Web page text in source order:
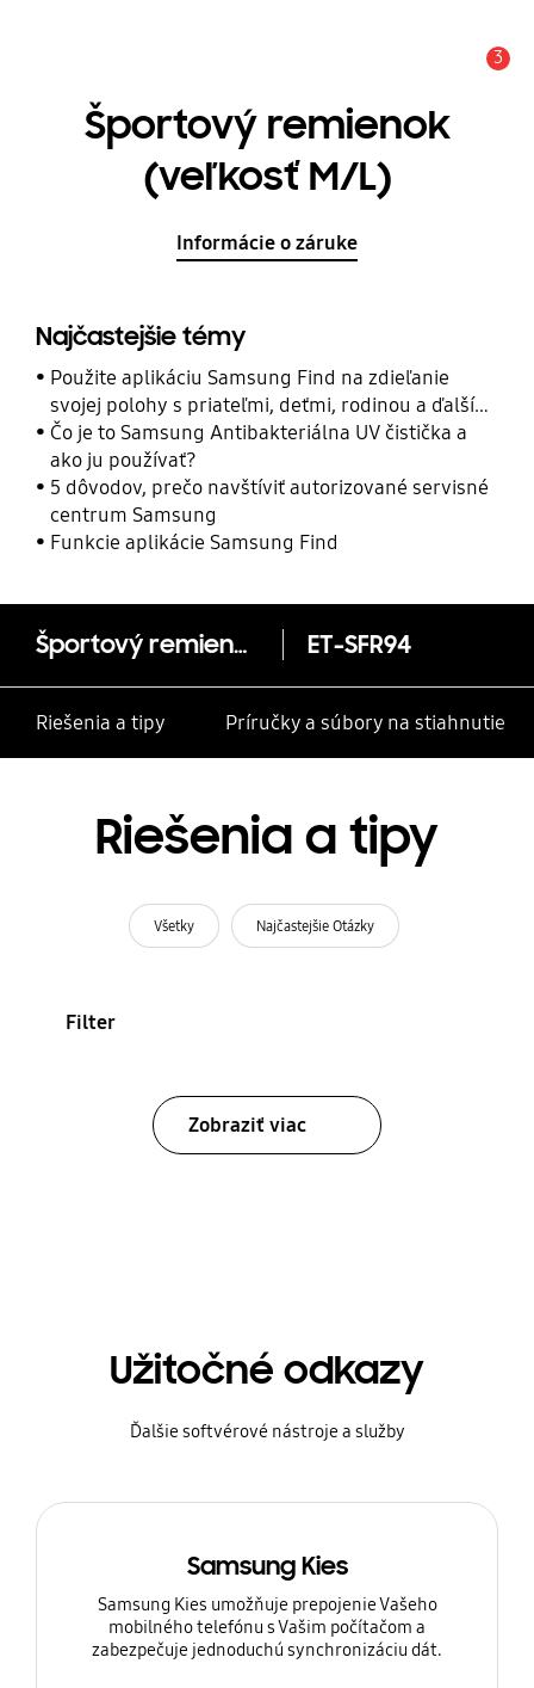
3
Športový remienok
(veľkosť M/L)
Informácie o záruke
Najčastejšie témy
Použite aplikáciu Samsung Find na zdieľanie
svojej polohy s priateľmi, deťmi, rodinou a ďalšími
kontaktmi
Čo je to Samsung Antibakteriálna UV čistička a
ako ju používať?
5 dôvodov, prečo navštíviť autorizované servisné
centrum Samsung
Funkcie aplikácie Samsung Find
Športový remienok (veľkosť M/L) ET-SFR94
Riešenia a tipy Príručky a súbory na stiahnutie
Riešenia a tipy
Všetky Najčastejšie Otázky
Filter
Zobraziť viac
Užitočné odkazy
Ďalšie softvérové nástroje a služby
Samsung Kies
Samsung Kies umožňuje prepojenie Vašeho
mobilného telefónu s Vašim počítačom a
zabezpečuje jednoduchú synchronizáciu dát.